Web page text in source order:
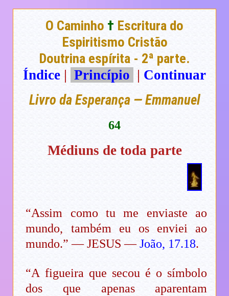
O Caminho † Escritura do
Espiritismo Cristão
Doutrina espírita - 2ª parte.
Índice | Princípio | Continuar
Livro da Esperança — Emmanuel
64
Médiuns de toda parte
“Assim como tu me enviaste ao
mundo, também eu os enviei ao
mundo.” — JESUS —João, 17.18.
“A figueira que secou é o símbolo
dos que apenas aparentam